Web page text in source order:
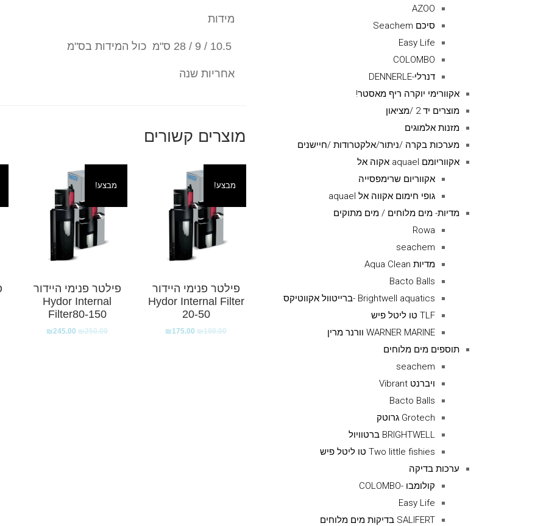
מידות
אחריות שנה
מוצרים קשורים
מבצע!
פילטר פנימי היידור
Hydor Internal Filter
20-50
₪190.00
₪175.00
מבצע!
פילטר פנימי היידור
Hydor Internal
Filter80-150
₪250.00
₪245.00
AZOO
סיכם Seachem
Easy Life
COLOMBO
דנרלי-DENNERLE
אקוורימי יוקרה ריף מאסטר!
מוצרים יד 2 /מציאון
מזנות אלמוגים
מערכות בקרה /ניתור/אלקטרודות /חיישנים
אקווריומם aquael אקוה אל
אקווריום שרימפסייה
גופי חימום אקווה אל aquael
מדיות- מים מלוחים / מים מתוקים
Rowa
seachem
מדיות Aqua Clean
Bacto Balls
Brightwell aquatics -ברייטוול אקווטיקס
TLF טו ליטל פיש
WARNER MARINE וורנר מרין
תוספים מים מלוחים
seachem
ויברנט Vibrant
Bacto Balls
Grotech גרוטק
BRIGHTWELL ברטוויול
Two little fishies טו ליטל פיש
ערכות בדיקה
קולומבו -COLOMBO
Easy Life
SALIFERT בדיקות מים מלוחים